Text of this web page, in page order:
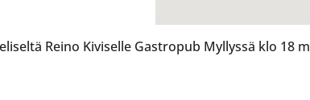
Reino Kiviselle Gastropub Myllyssä klo 18